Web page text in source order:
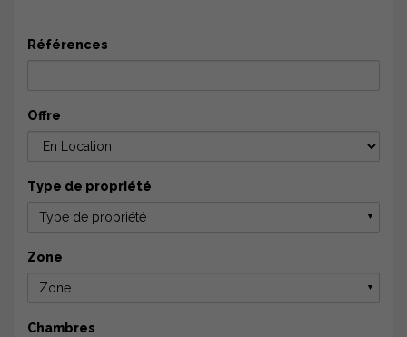
Références
Offre
Type de propriété
Type de propriété ▼
Zone
Zone ▼
Chambres